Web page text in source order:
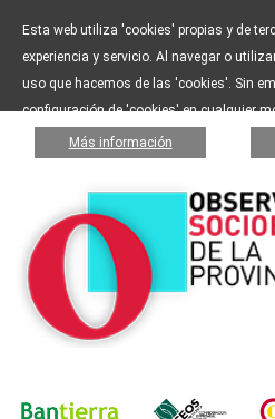
Esta web utiliza 'cookies' propias y de
experiencia y servicio. Al navegar o
uso que hacemos de las 'cookies'. Sin
configuración de 'cookies' en cualquier
Más información